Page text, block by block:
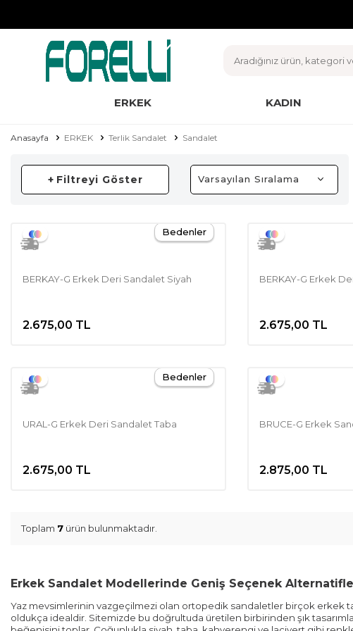
ERKEK KADIN
Anasayfa ERKEK Terlik Sandalet Sandalet
+ Filtreyi Göster
Bedenler
BERKAY-G Erkek Deri Sandalet Siyah
2.675,00 TL
BERKAY-G Erkek
2.675,00 TL
Bedenler
URAL-G Erkek Deri Sandalet Taba
2.675,00 TL
BRUCE-G Erkek
2.875,00 TL
Toplam 7 ürün bulunmaktadır.
Erkek Sandalet Modellerinde Geniş Seçenek
Yaz mevsimlerinin vazgeçilmezi olan ortopedik sandaletler birçok erkek
oldukça idealdir. Sitemizde bu doğrultuda üretilen birbirinden şık